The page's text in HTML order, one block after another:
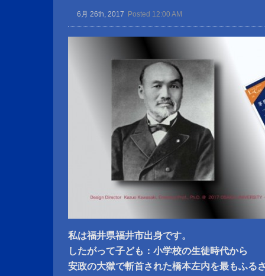
6月 26th, 2017 Posted 12:00 AM
私は福井県福井市出身です。
したがって子ども：小学校の生徒時代から
安政の大獄で斬首された橋本左内を最もふる